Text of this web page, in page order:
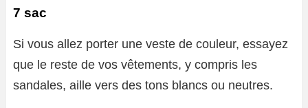
7 sac
Si vous allez porter une veste de couleur, essayez
que le reste de vos vêtements, y compris les
sandales, aille vers des tons blancs ou neutres.